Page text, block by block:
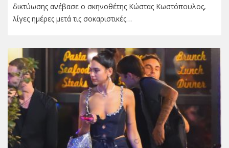
δικτύωσης ανέβασε ο σκηνοθέτης Κώστας Κωστόπουλος,
λίγες ημέρες μετά τις σοκαριστικές…